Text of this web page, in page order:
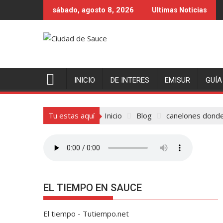
al
sábado, agosto 8, 2026 Ultimas Noticias
INICIO DE INTERES EMISUR GUÍA
Tu estas aquí Inicio Blog canelones
EL TIEMPO EN SAUCE
El tiempo - Tutiempo.net